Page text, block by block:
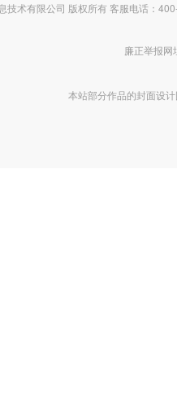
技术有限公司 版权所有 客服电话：
廉正举报
本站部分作品的封面设